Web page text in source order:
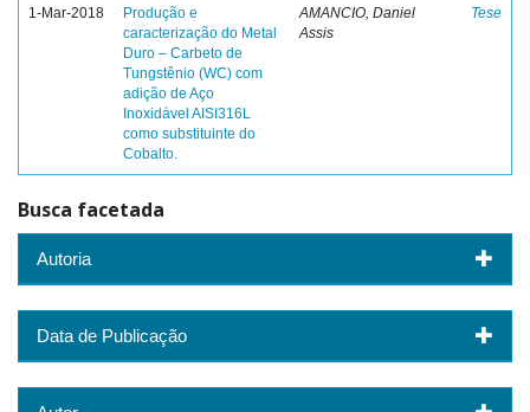
1-Mar-2018
Produção e
caracterização do Metal
Duro – Carbeto de
Tungstênio (WC) com
adição de Aço
Inoxidável AISI316L
como substituinte do
Cobalto.
AMANCIO, Daniel
Assis
Tese
Busca facetada
Autoria
Data de Publicação